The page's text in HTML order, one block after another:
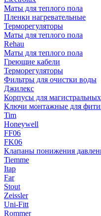
Маты для теплого пола
Пленки нагревательные
Терморегуляторы
Маты для теплого пола
Rehau
Маты для теплого пола
Греющие кабели
Терморегуляторы
Фильтры для очистки воды
Джилекс
Корпусы для
Ключи монтажные для
Tim
Honeywell
FF06
FK06
Клапаны понижения
Tiemme
Itap
Far
Stout
Zeissler
Uni-Fitt
Rommer